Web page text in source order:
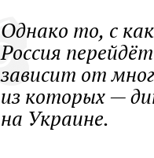
Однако то, с
Россия
зависит от
из которых —
на Украине.